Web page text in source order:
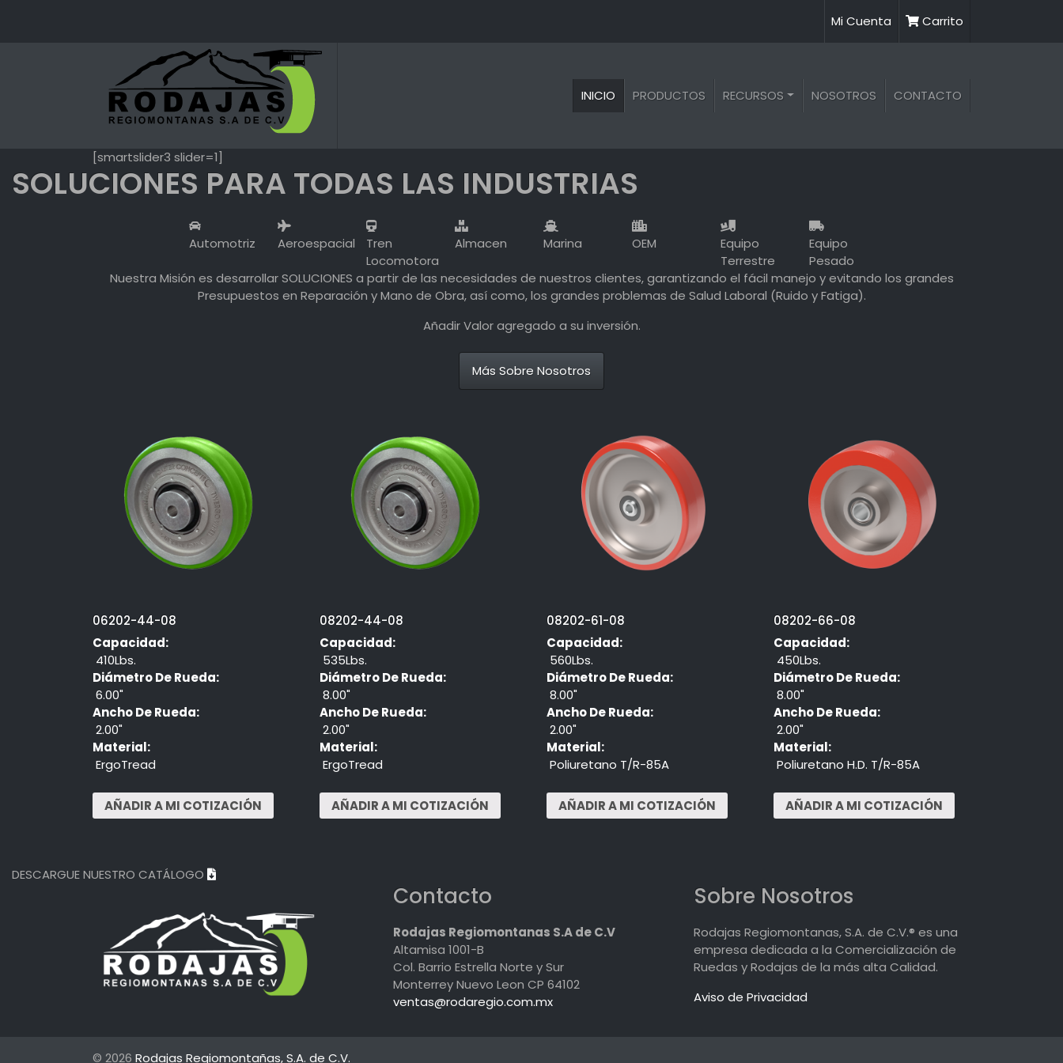
Mi Cuenta Carrito
INICIO PRODUCTOS RECURSOS NOSOTROS CONTACTO
[smartslider3 slider=1]
SOLUCIONES PARA TODAS LAS INDUSTRIAS
Automotriz Aeroespacial
Tren
Locomotora
Almacen Marina OEM
Equipo
Terrestre
Equipo
Pesado
Nuestra Misión es desarrollar SOLUCIONES a partir de las necesidades de nuestros clientes, garantizando el fácil manejo y evitando los grandes
Presupuestos en Reparación y Mano de Obra, así como, los grandes problemas de Salud Laboral (Ruido y Fatiga).
Añadir Valor agregado a su inversión.
Más Sobre Nosotros
06202-44-08
Capacidad:
410Lbs.
Diámetro De Rueda:
6.00"
Ancho De Rueda:
2.00"
Material:
ErgoTread
08202-44-08
Capacidad:
535Lbs.
Diámetro De Rueda:
8.00"
Ancho De Rueda:
2.00"
Material:
ErgoTread
08202-61-08
Capacidad:
560Lbs.
Diámetro De Rueda:
8.00"
Ancho De Rueda:
2.00"
Material:
Poliuretano T/R-85A
08202-66-08
Capacidad:
450Lbs.
Diámetro De Rueda:
8.00"
Ancho De Rueda:
2.00"
Material:
Poliuretano H.D. T/R-85A
DESCARGUE NUESTRO CATÁLOGO
Contacto
Rodajas Regiomontanas S.A de C.V
Altamisa 1001-B
Col. Barrio Estrella Norte y Sur
Monterrey Nuevo Leon CP 64102
ventas@rodaregio.com.mx
Sobre Nosotros
Rodajas Regiomontanas, S.A. de C.V.® es una
empresa dedicada a la Comercialización de
Ruedas y Rodajas de la más alta Calidad.
Aviso de Privacidad
© 2026 Rodajas Regiomontañas, S.A. de C.V.